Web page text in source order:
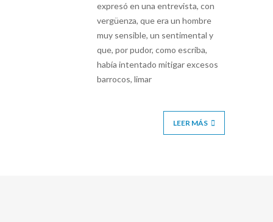
expresó en una entrevista, con
vergüenza, que era un hombre
muy sensible, un sentimental y
que, por pudor, como escriba,
había intentado mitigar excesos
barrocos, limar
LEER MÁS